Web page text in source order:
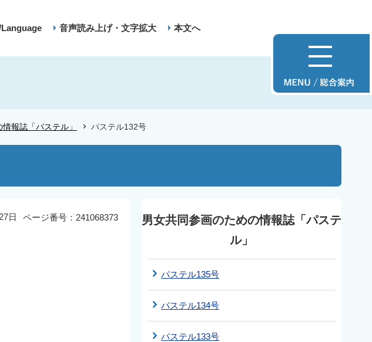
音声読み上げ・文字拡大 本文へ
報誌「パステル」 パステル132号
ページ番号：241068373
日
男女共同参画のための情報誌「パステ
ル」
パステル135号
パステル134号
パステル133号